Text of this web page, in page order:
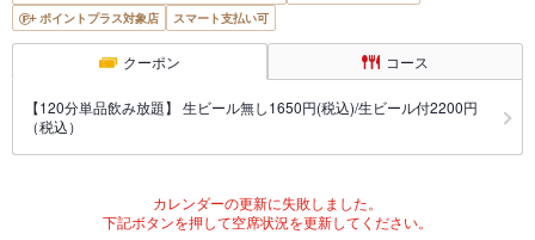
ポイントプラス対象店
スマート支払い可
クーポン コース
【120分単品飲み放題】 生ビール無し1650円(税込)/生ビール付2200円
（税込）
カレンダーの更新に失敗しました。
下記ボタンを押して空席状況を更新してください。